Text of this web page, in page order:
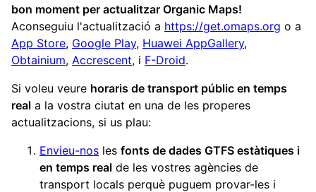
bon moment per actualitzar Organic Maps!
Aconseguiu l'actualització a https://get.omaps.org o a
App Store, Google Play, Huawei AppGallery,
Obtainium, Accrescent, i F-Droid.
Si voleu veure horaris de transport públic en temps
real a la vostra ciutat en una de les properes
actualitzacions, si us plau:
Envieu-nos les fonts de dades GTFS estàtiques i
en temps real de les vostres agències de
transport locals perquè puguem provar-les i